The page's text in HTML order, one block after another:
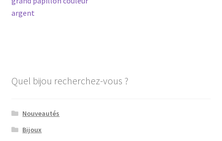
de
argent
Quel bijou recherchez-vous ?
Nouveautés
Bijoux